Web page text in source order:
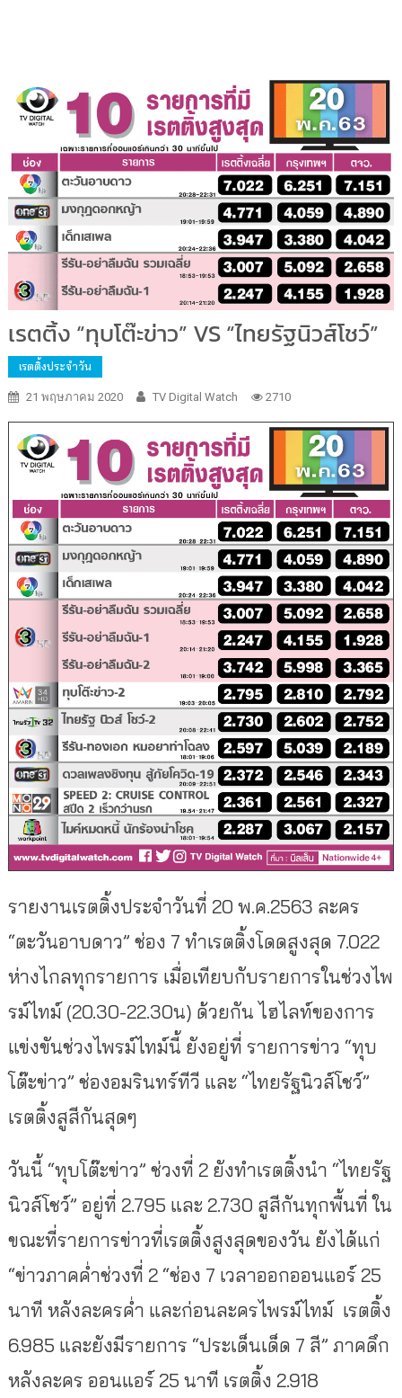
เรตติ้ง “ทุบโต๊ะข่าว” VS “ไทยรัฐนิวส์โชว์”
เรตติ้งประจำวัน
21 พฤษภาคม 2020 TV Digital Watch 2710
รายงานเรตติ้งประจำวันที่ 20 พ.ค.2563 ละคร
“ตะวันอาบดาว” ช่อง 7 ทำเรตติ้งโดดสูงสุด 7.022
ห่างไกลทุกรายการ เมื่อเทียบกับรายการในช่วงไพ
รม์ไทม์ (20.30-22.30น) ด้วยกัน ไฮไลท์ของการ
แข่งขันช่วงไพรม์ไทม์นี้ ยังอยู่ที่ รายการข่าว “ทุบ
โต๊ะข่าว” ช่องอมรินทร์ทีวี และ “ไทยรัฐนิวส์โชว์”
เรตติ้งสูสีกันสุดๆ
วันนี้ “ทุบโต๊ะข่าว” ช่วงที่ 2 ยังทำเรตติ้งนำ “ไทยรัฐ
นิวส์โชว์” อยู่ที่ 2.795 และ 2.730 สูสีกันทุกพื้นที่ ใน
ขณะที่รายการข่าวที่เรตติ้งสูงสุดของวัน ยังได้แก่
“ข่าวภาคค่ำช่วงที่ 2 “ช่อง 7 เวลาออกออนแอร์ 25
นาที หลังละครค่ำ และก่อนละครไพรม์ไทม์ เรตติ้ง
6.985 และยังมีรายการ “ประเด็นเด็ด 7 สี” ภาคดึก
หลังละคร ออนแอร์ 25 นาที เรตติ้ง 2.918